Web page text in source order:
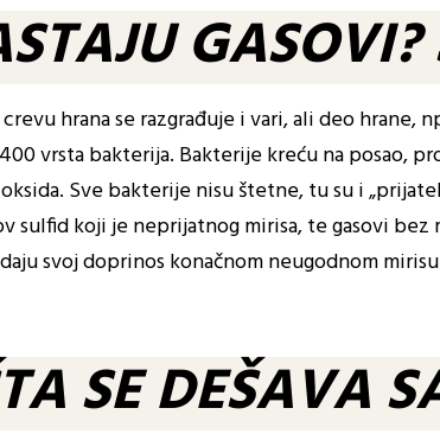
hrana se razgrađuje i vari, ali deo
vrsta bakterija. Bakterije kreću na posao,
Sve bakterije nisu štetne, tu su i
sulfid koji je neprijatnog mirisa, te gasovi
svoj doprinos konačnom neugodnom
SE DEŠAVA